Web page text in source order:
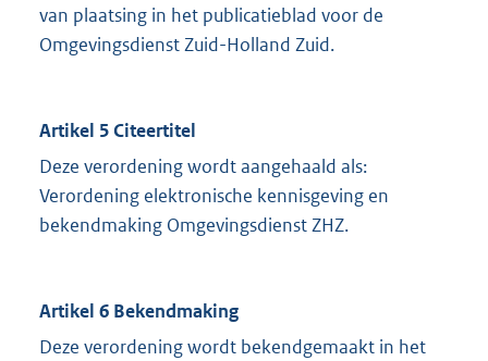
van plaatsing in het publicatieblad voor de
Omgevingsdienst Zuid-Holland Zuid.
Artikel 5 Citeertitel
Deze verordening wordt aangehaald als:
Verordening elektronische kennisgeving en
bekendmaking Omgevingsdienst ZHZ.
Artikel 6 Bekendmaking
Deze verordening wordt bekendgemaakt in het